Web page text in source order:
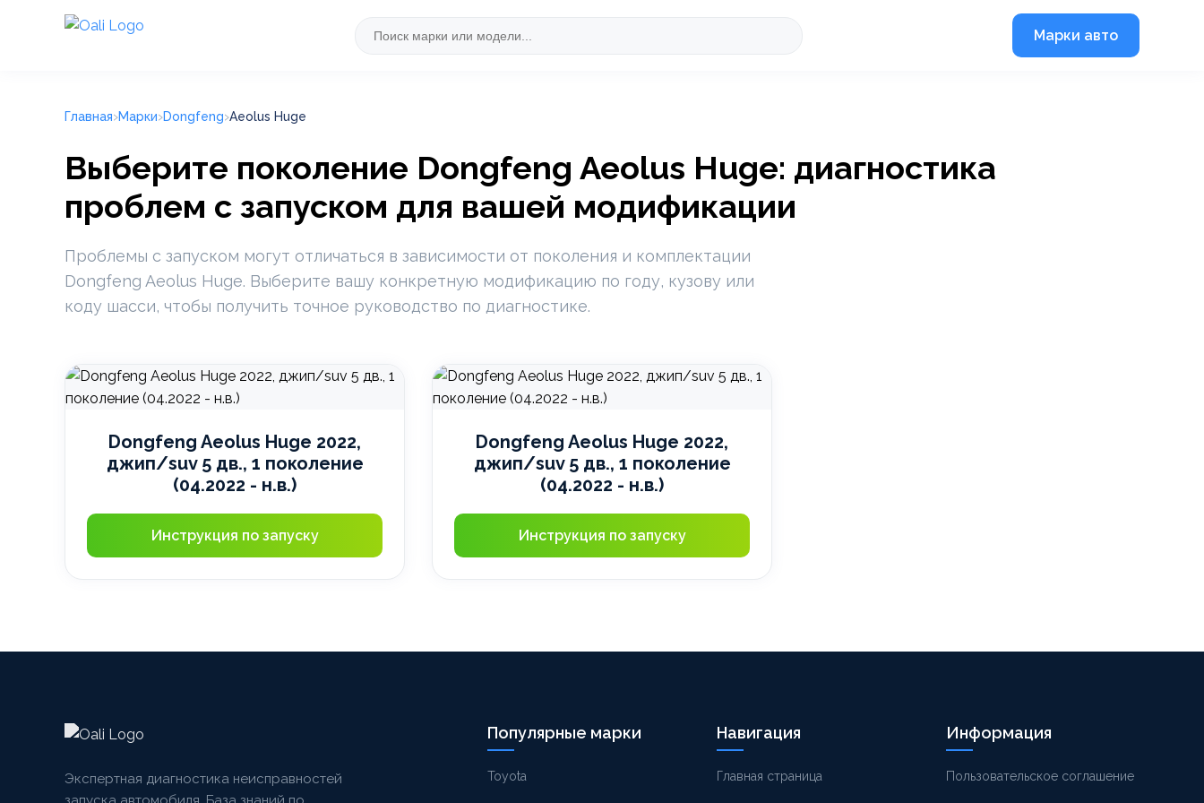
Марки авто
Главная Марки Dongfeng Aeolus Huge
Выберите поколение Dongfeng Aeolus Huge: диагностика
проблем с запуском для вашей модификации
Проблемы с запуском могут отличаться в зависимости от поколения и комплектации
Dongfeng Aeolus Huge. Выберите вашу конкретную модификацию по году, кузову или
коду шасси, чтобы получить точное руководство по диагностике.
Dongfeng Aeolus Huge 2022,
джип/suv 5 дв., 1 поколение
(04.2022 - н.в.)
Инструкция по запуску
Dongfeng Aeolus Huge 2022,
джип/suv 5 дв., 1 поколение
(04.2022 - н.в.)
Инструкция по запуску
Экспертная диагностика неисправностей
Популярные марки
Toyota
Навигация
Главная страница
Информация
Пользовательское соглашение